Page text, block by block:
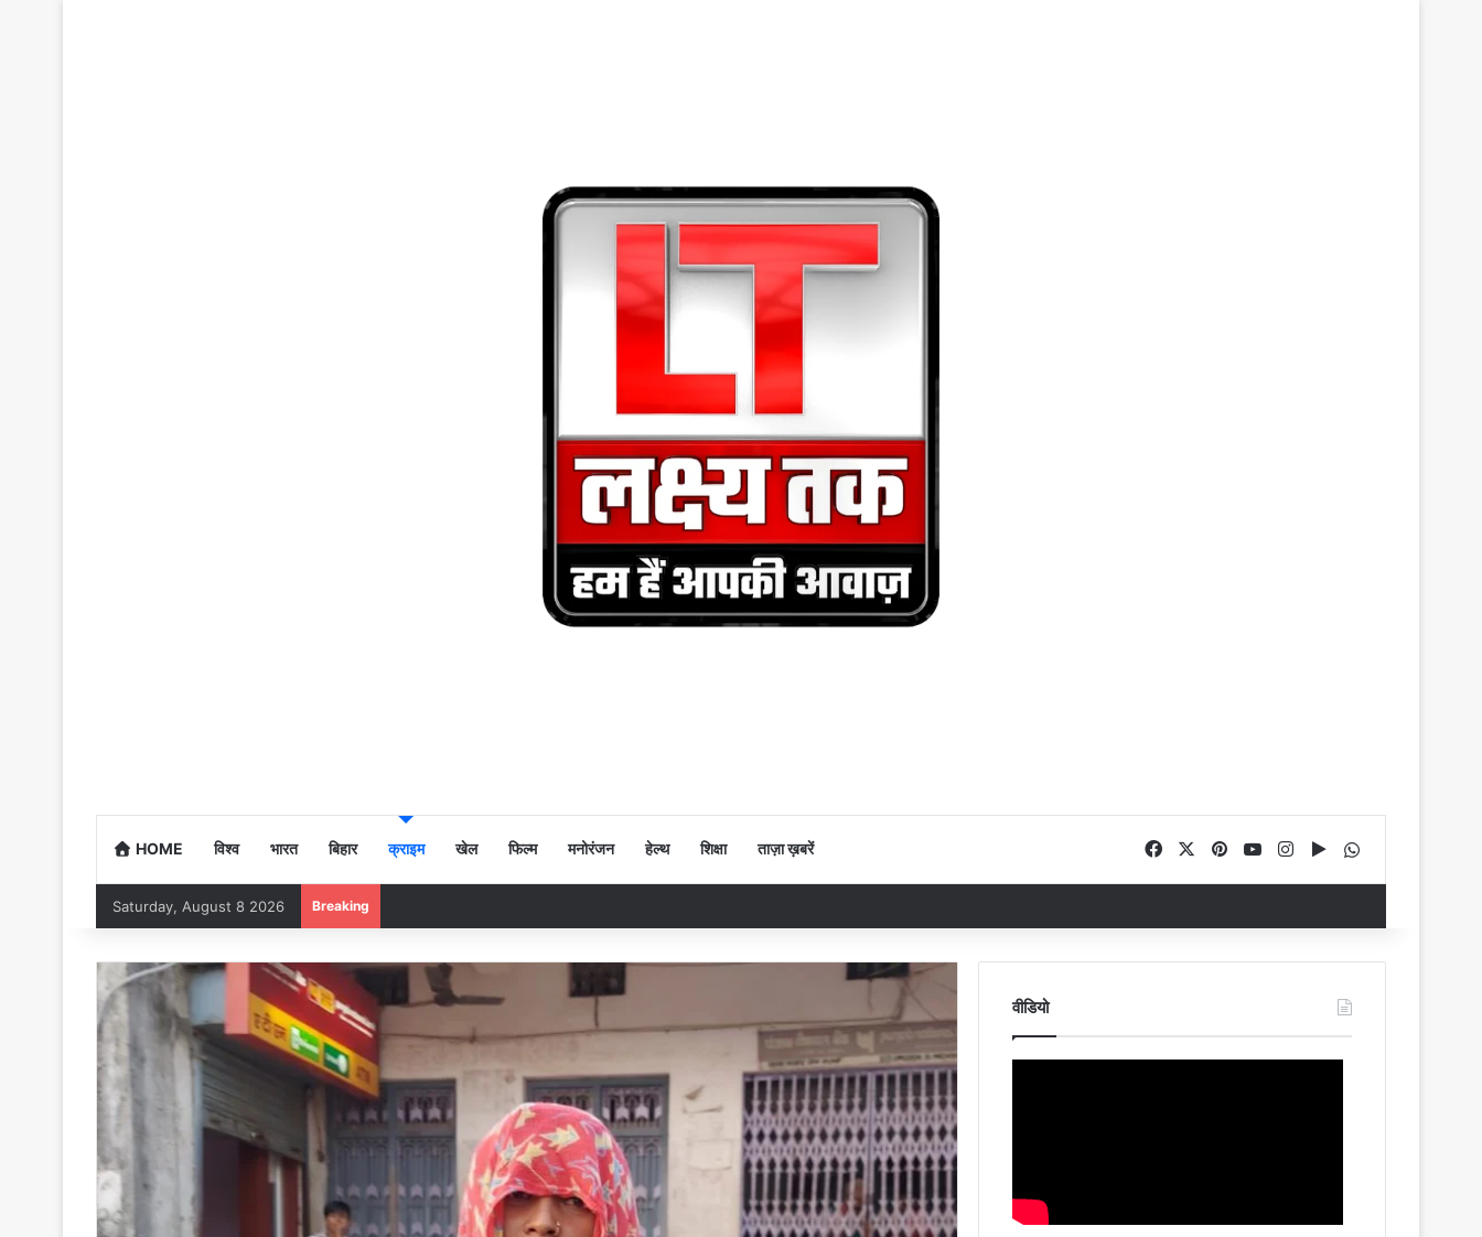
HOME विश्व भारत बिहार क्राइम खेल फिल्म मनोरंजन हेल्थ शिक्षा ताज़ा ख़बरें FacebookPinterestYouTubeInstagram
Google Play
Saturday, August 8 2026 Breaking
वीडियो